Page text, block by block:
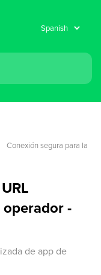
Conexión segura para la
-
de app de